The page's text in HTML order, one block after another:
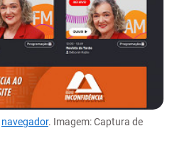
navegador. Imagem: Captura de